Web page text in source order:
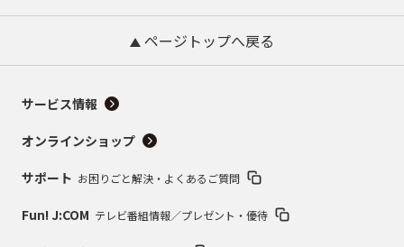
ページトップへ戻る
サービス情報
オンラインショップ
サポート お困りごと解決・よくあるご質問
Fun! J:COM テレビ番組情報／プレゼント・優待